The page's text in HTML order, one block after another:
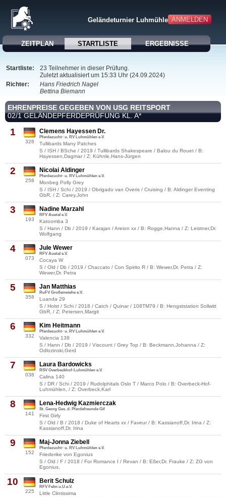
ANMELDEN
Geländeturnier Luhmühlen
ZEITPLAN STARTLISTE ERGEBNISSE
Startliste:
23 Teilnehmer in dieser Prüfung.
Zuletzt aktualisiert um 15:33 Uhr (24.09.2024)
Richter:
Hans Friedrich Nagel
Bettina Biemann
EHRENPREISE GEGEBEN VON USG REITSPORT
02/1 GELÄNDEPFERDEPRÜFUNG KL. A*
1
328
Clemens Hayessen Dr.
Pferdezucht- u. RV Luhmühlen e.V.
Tullibards Many Patches
S / ISH / BSche / 2019 / Tullibards Shakespeare / Balou du Rouet / B:
Hayessen,Dagmar / Z: Kühnle,Hans-Jürgen
2
258
Nicolai Aldinger
Pferdezucht- u. RV Luhmühlen e.V.
Monbeg Polly Grey
S / ISH / Schi / 2019 / Obrigado van Overis / Cruising / B: Aldinger Eventing
GbR, / Z: Carey,John
3
193
Nadine Marzahl
RFV Auetal e.V.
Katoomba 3
S / Hann / Db / 2019 / Karajan / Areion xx / B: Rogge,Hanna / Z: Leistner,Dr.
Wolfgang
4
073
Jule Wewer
RFV Auetal e.V.
Cocaya W
S / Old / Db / 2019 / Chaccato / Con Spirito R / B: Wewer,Dr. Petra / Z:
Wewer,Dr. Petra
5
358
Jan Matthias
RuFV Großenwiehe e.V.
Luanda 29
S / Holst / Schi / 2018 / Catch / Quinar / 108TM79 / B: Hengststation Sollwitt
GbR, / Z: Petersen,Margit
6
332
Kim Heitmann
Pferdezucht- u. RV Luhmühlen e.V.
Valencia 138
S / Hann / Db / 2019 / Viscount / Grey Top / B: Beckmann,Johanna / Z:
Odlozinski,Gerd
7
038
Laura Bardowicks
RSV Overbeckhof-Luhmühlen e.V.
Calina 140
S / DR / Schi / 2019 / Rudolphitals Oslo T / Marco Polo / B: Overbeck-Hof-
Luhmühlen, / Z: Overbeck,Karl
8
141
Lena-Hedwig Kazmierczak
St. Georg Ges. d. Pferdefreunde Gif
First Girly
S / Old / B / 2018 / Duke of Hearts xx / Faveur / B: Kassianoff,Dr. Irina / Z:
Kassianoff,Dr. Irina
9
152
Maj-Jonna Ziebell
Pferdezucht- u. RV Luhmühlen e.V.
Friederike von Egonius
S / Old / F / 2018 / For Romance I / Revan / B: Eßer,Dr. Frauke / Z: ZG von
Egonius,
10
225
Berit Schulz
RFV Felm u.U.e.V.
Little Clintissima